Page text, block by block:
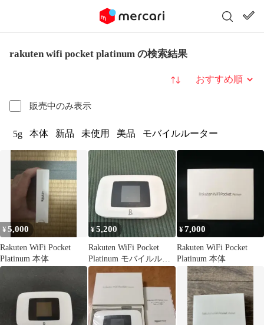
rakuten wifi pocket platinum の検索結果
販売中のみ表示
並び替え
5g 本体 新品 未使用 美品 モバイルルーター
¥5,000
Rakuten WiFi Pocket
Platinum 本体
¥5,200
Rakuten WiFi Pocket
Platinum モバイルルー
ター 本体
¥7,000
Rakuten WiFi Pocket
Platinum 本体